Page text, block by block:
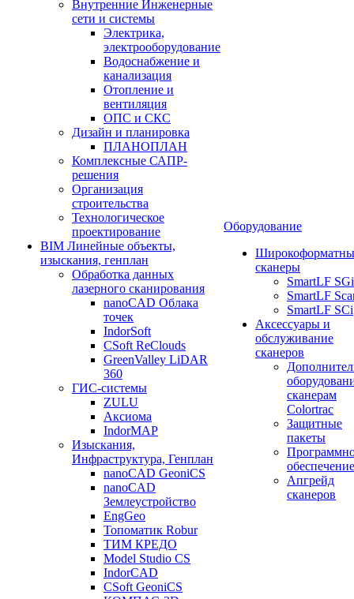
Внутренние Инженерные
сети и системы
Электрика,
электрооборудование
Водоснабжение и
канализация
Отопление и
вентиляция
ОПС и СКС
Дизайн и планировка
ПЛАНОПЛАН
Комплексные САПР-
решения
Организация
строительства
Технологическое
проектирование
BIM Линейные объекты,
изыскания, генплан
Обработка данных
лазерного сканирования
nanoCAD Облака
точек
IndorSoft
CSoft ReClouds
GreenValley LiDAR
360
ГИС-системы
ZULU
Аксиома
IndorMAP
Изыскания,
Инфраструктура, Генплан
nanoCAD GeoniCS
nanoCAD
Землеустройство
EngGeo
Топоматик Robur
ТИМ КРЕДО
Model Studio CS
IndorCAD
CSoft GeoniCS
Оборудование
сканеры
SmartLF SGi
SmartLF
SmartLF SCi
Аксессуары и
обслуживание
сканеров
сканерам
Colortrac
Защитные
пакеты
обеспечение
Апгрейд
сканеров